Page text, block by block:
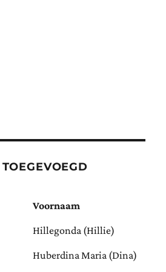
Voornaam
Hillegonda (Hillie)
Huberdina Maria (Dina)